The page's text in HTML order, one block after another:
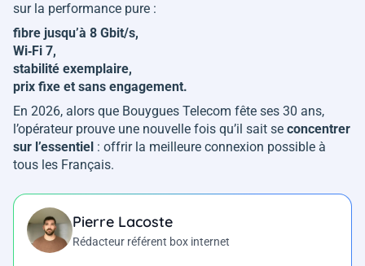
sur la performance pure :
fibre jusqu’à 8 Gbit/s,
Wi‑Fi 7,
stabilité exemplaire,
prix fixe et sans engagement.
En 2026, alors que Bouygues Telecom fête ses 30 ans,
l’opérateur prouve une nouvelle fois qu’il sait se concentrer
sur l’essentiel : offrir la meilleure connexion possible à
tous les Français.
Pierre Lacoste
Rédacteur référent box internet